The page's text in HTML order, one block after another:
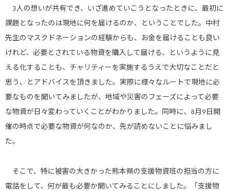
3人の想いが共有でき、いざ進めていこうとなったときに、最初に
課題となったのは現地に何を届けるのか、ということでした。中村
先生のマスクドネーションの経験からも、お金を届けることも良い
けれど、必要とされている物資を購入して届ける、というように見
える化することも、チャリティーを実施するうえで大切なことだと
思う、とアドバイスを頂きました。実際に様々なルートで現地に必
要なものを聞いてみましたが、地域や災害のフェーズによって必要
な物資が日々変わっていくことがわかりました。同時に、8月9日開
催の時点で必要な物資が何なのか、先が読めないことに悩みまし
た。
そこで、特に被害の大きかった熊本県の支援物資班の担当の方に
電話をして、何が最も必要か聞いてみることにしました。「支援物